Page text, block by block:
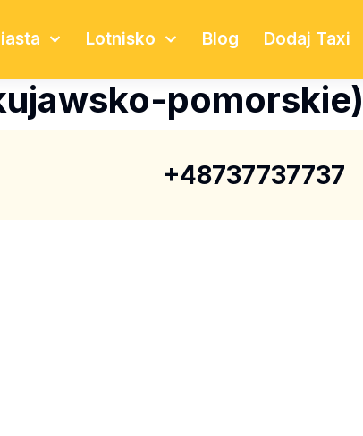
Lotnisko Blog Dodaj Taxi
pomorskie)
+48737737737